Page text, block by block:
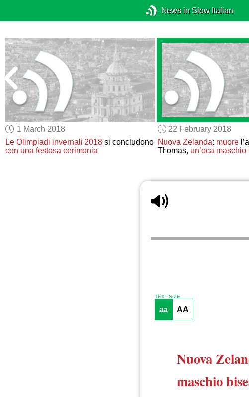
News in Slow Italian
1 March 2018
Le Olimpiadi invernali 2018 si concludono
con una festosa cerimonia
22 February 2018
Nuova Zelanda: muore
Thomas, un’oca
TEXT SIZE
aa AA
Nuova
maschio